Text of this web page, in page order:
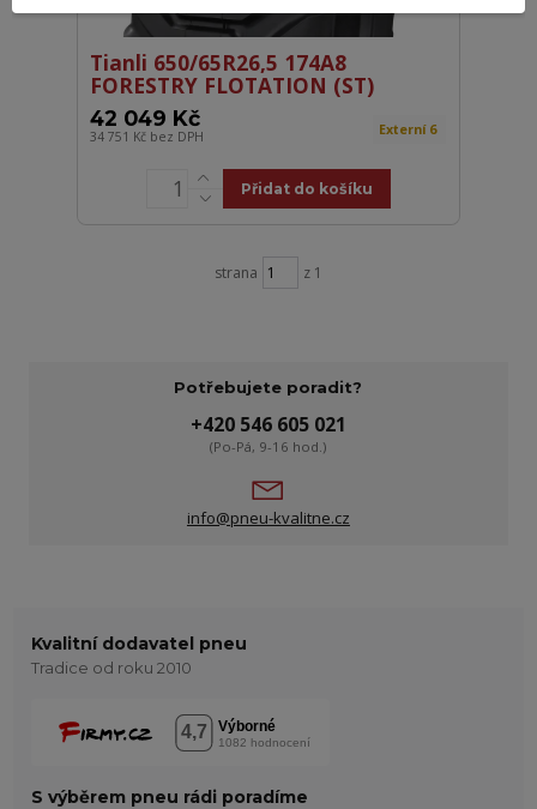
Tianli 650/65R26,5 174A8
FORESTRY FLOTATION (ST)
42 049 Kč
34 751 Kč bez DPH Externí 6
Přidat do košíku
strana z 1
Potřebujete poradit?
+420 546 605 021
(Po-Pá, 9-16 hod.)
info@pneu-kvalitne.cz
Kvalitní dodavatel pneu
Tradice od roku 2010
S výběrem pneu rádi poradíme